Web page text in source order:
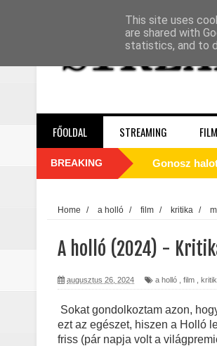
FŐOLDAL STREAMING FILM
BREAKING Gonosz
Michael
A lila fátyol:
A lila fátyol
Home / a holló / film / kritika /
A holló (2024) -
augusztus 26, 2024 a holló film
Sokat gondolkoztam azon,
ezt az egészet, hiszen a Holló
friss (pár napja volt a
This site uses
are shared with
statistics, and to